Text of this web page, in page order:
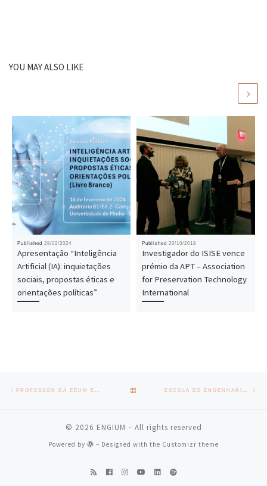
YOU MAY ALSO LIKE
Published 28/02/2024
Apresentação “Inteligência
Artificial (IA): inquietações
sociais, propostas éticas e
orientações políticas”
Published 20/10/2018
Investigador do ISISE vence
prémio da APT – Association
for Preservation Technology
International
Post navigation BACK TO POST LIST
© 2026 ENGIUM – All rights reserved
Powered by – Designed with the Customizr theme